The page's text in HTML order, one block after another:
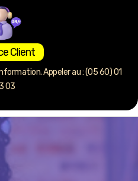
Client
Appeler au : (05 60) 01
03